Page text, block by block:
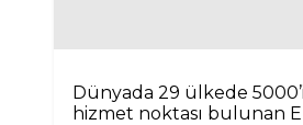
Dünyada 29 ülkede
hizmet noktası bulunan